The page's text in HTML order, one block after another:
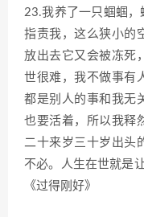
23.我养了一只蝈蝈，
指责我，这么狭小的
放出去它又会被冻死
世很难，我不做事有
都是别人的事和我无
也要活着，所以我释
二十来岁三十岁出头
不必。人生在世就是
《过得刚好》